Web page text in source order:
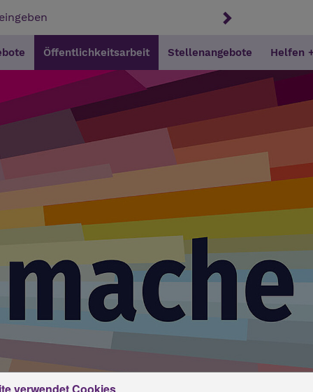
Öffentlichkeitsarbeit Stellenangebote Helfen